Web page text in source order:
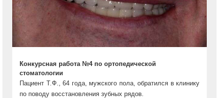
Конкурсная работа №4 по ортопедической
стоматологии
Пациент Т.Ф., 64 года, мужского пола, обратился в клинику
по поводу восстановления зубных рядов.